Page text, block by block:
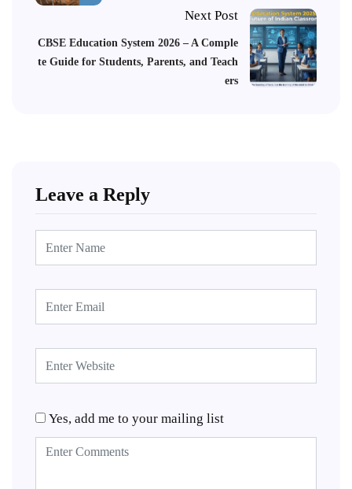
Next Post
CBSE Education System 2026 – A Comple
te Guide for Students, Parents, and Teach
ers
Leave a Reply
Yes, add me to your mailing list